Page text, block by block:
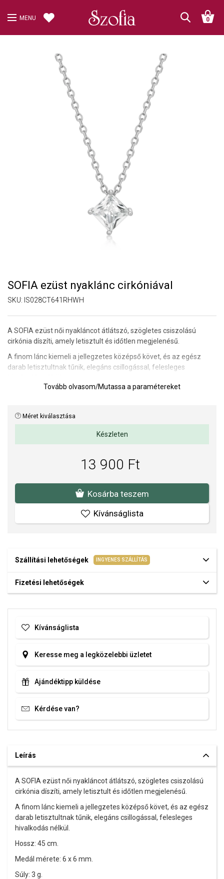
MENU 0
SOFIA ezüst nyaklánc cirkóniával
SKU: IS028CT641RHWH
A SOFIA ezüst női nyakláncot átlátszó, szögletes csiszolású
cirkónia díszíti, amely letisztult és időtlen megjelenésű.
A finom lánc kiemeli a jellegzetes középső követ, és az egész
darab letisztultnak tűnik, elegáns csillogással, felesleges
Súly: 3 g.
Az anyagok és a kivitelezés minősége elsőrendű számunkra.
megfelel az igényes követelményeknek.
Tovább olvasom/Mutassa a paramétereket
Méret kiválasztása
Készleten
13 900 Ft
Kosárba teszem
Kívánságlista
Szállítási lehetőségek INGYENES SZÁLLÍTÁS
Fizetési lehetőségek
Kívánságlista
Keresse meg a legközelebbi üzletet
Ajándéktipp küldése
Kérdése van?
Leírás
A SOFIA ezüst női nyakláncot átlátszó, szögletes csiszolású
cirkónia díszíti, amely letisztult és időtlen megjelenésű.
A finom lánc kiemeli a jellegzetes középső követ, és az egész
darab letisztultnak tűnik, elegáns csillogással, felesleges
hivalkodás nélkül.
Hossz: 45 cm.
Medál mérete: 6 x 6 mm.
Súly: 3 g.